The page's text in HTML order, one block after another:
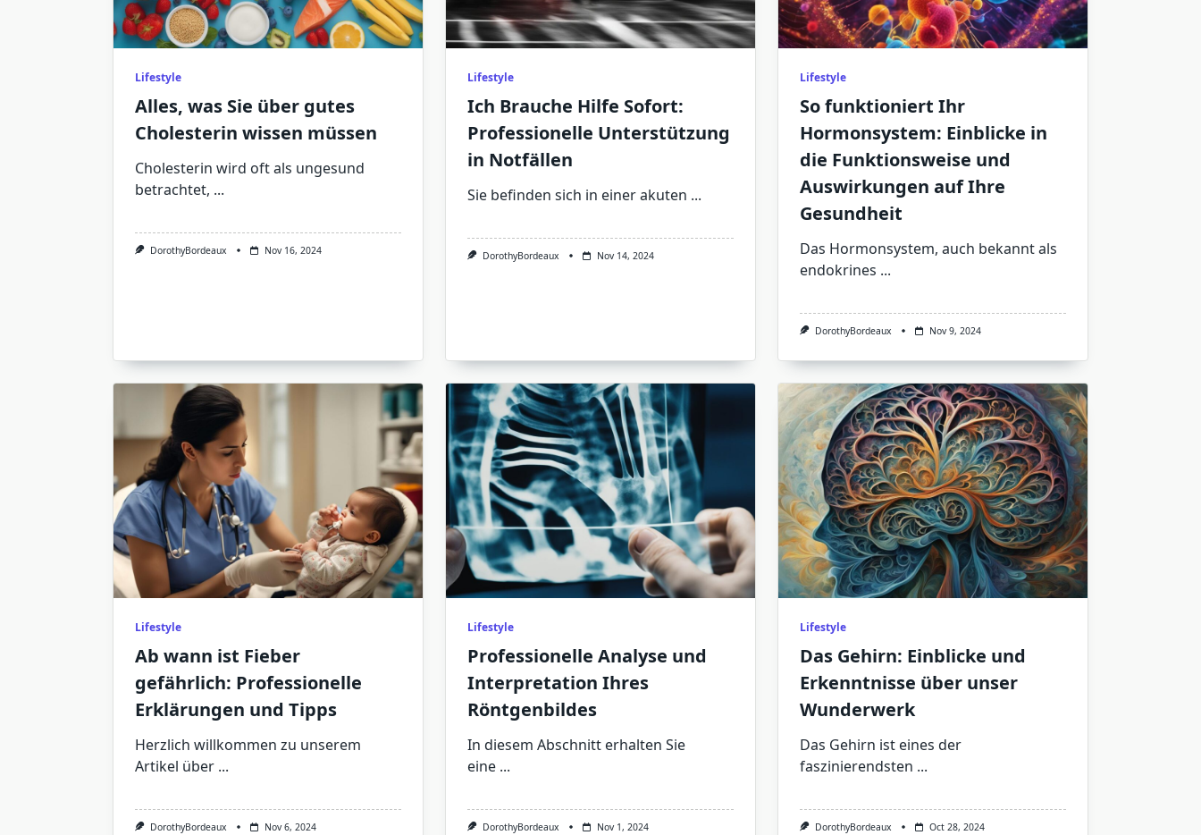
Lifestyle
Alles, was Sie über gutes
Cholesterin wissen müssen
Cholesterin wird oft als ungesund
betrachtet, ...
DorothyBordeaux Nov 16, 2024
Lifestyle
Ich Brauche Hilfe Sofort:
Professionelle Unterstützung
in Notfällen
Sie befinden sich in einer akuten ...
DorothyBordeaux Nov 14, 2024
Lifestyle
So funktioniert Ihr
Hormonsystem: Einblicke in
die Funktionsweise und
Auswirkungen auf Ihre
Gesundheit
Das Hormonsystem, auch bekannt als
endokrines ...
DorothyBordeaux Nov 9, 2024
Lifestyle
Ab wann ist Fieber
gefährlich: Professionelle
Erklärungen und Tipps
Herzlich willkommen zu unserem
Artikel über ...
DorothyBordeaux Nov 6, 2024
Lifestyle
Professionelle Analyse und
Interpretation Ihres
Röntgenbildes
In diesem Abschnitt erhalten Sie
eine ...
DorothyBordeaux Nov 1, 2024
Lifestyle
Das Gehirn: Einblicke und
Erkenntnisse über unser
Wunderwerk
Das Gehirn ist eines der
faszinierendsten ...
DorothyBordeaux Oct 28, 2024